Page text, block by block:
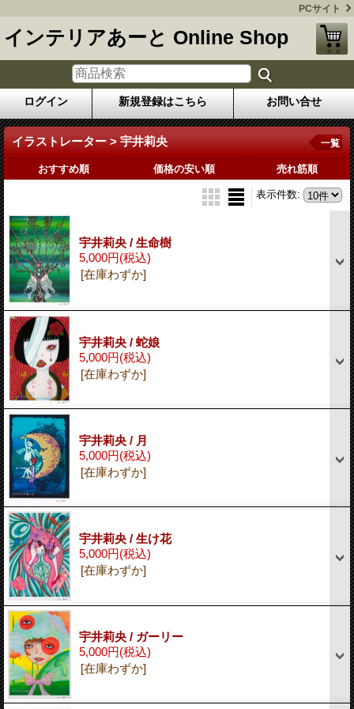
PCサイト
インテリアあーと Online Shop
ログイン 新規登録はこちら お問い合せ
イラストレーター > 宇井莉央 一覧
おすすめ順 価格の安い順 売れ筋順
表示件数:
宇井莉央 / 生命樹
5,000円(税込)
[在庫わずか]
宇井莉央 / 蛇娘
5,000円(税込)
[在庫わずか]
宇井莉央 / 月
5,000円(税込)
[在庫わずか]
宇井莉央 / 生け花
5,000円(税込)
[在庫わずか]
宇井莉央 / ガーリー
5,000円(税込)
[在庫わずか]